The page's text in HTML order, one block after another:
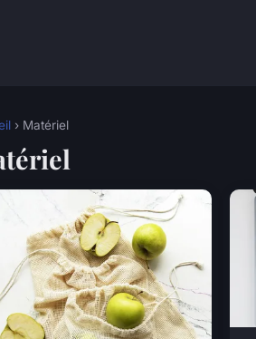
› Matériel